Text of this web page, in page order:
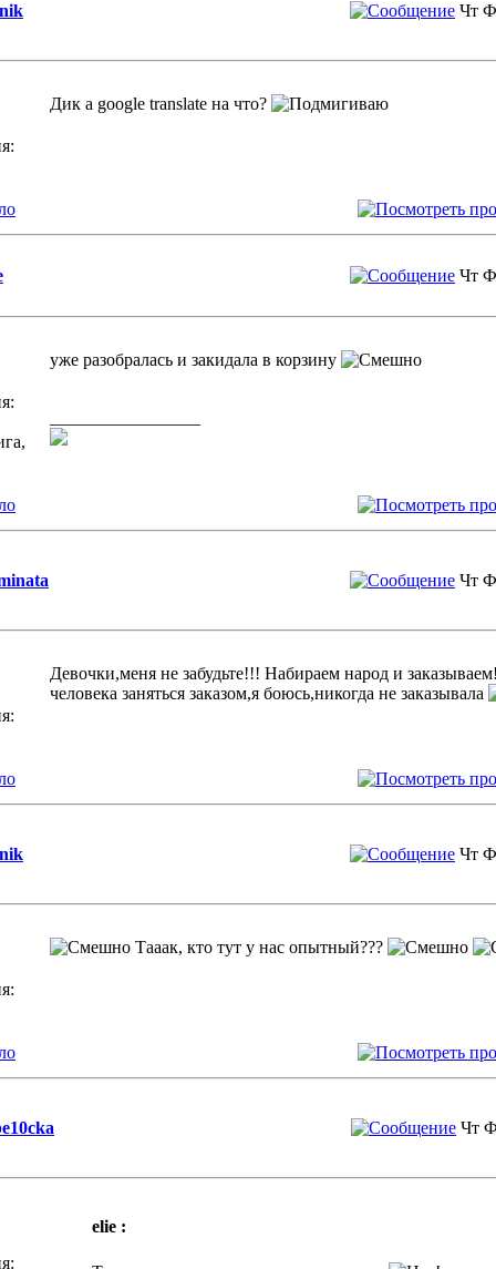
Чт
Дик а google translate на что?
Чт
уже разобралась и закидала в корзину
Чт
Девочки,меня не забудьте!!! Набираем народ и
человека заняться заказом,я боюсь,никогда не заказывала
Чт
Тааак, кто тут у нас опытный???
Чт
elie :